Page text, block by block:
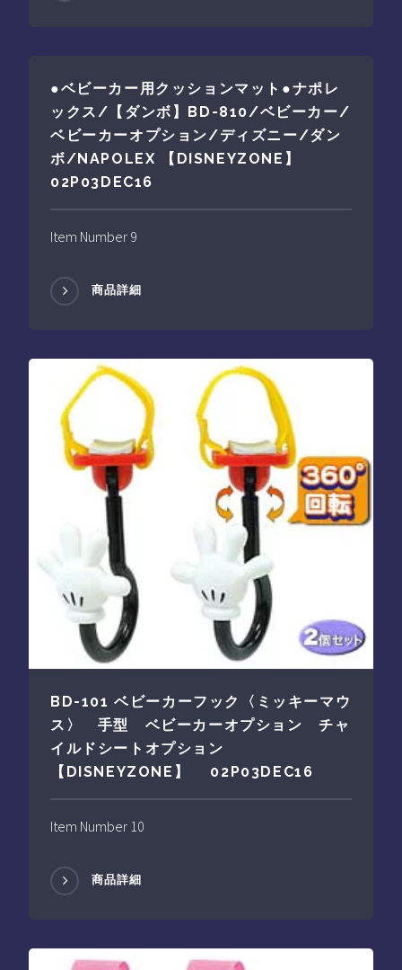
●ベビーカー用クッションマット●ナポレ
ックス/【ダンボ】BD-810/ベビーカー/
ベビーカーオプション/ディズニー/ダン
ボ/NAPOLEX 【DISNEYZONE】
02P03DEC16
Item Number 9
商品詳細
BD-101 ベビーカーフック〈ミッキーマウ
ス〉 手型 ベビーカーオプション チャ
イルドシートオプション
【DISNEYZONE】 02P03DEC16
Item Number 10
商品詳細